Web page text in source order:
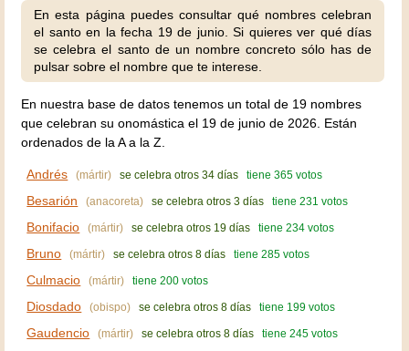
En esta página puedes consultar qué nombres celebran
el santo en la fecha 19 de junio. Si quieres ver qué días
se celebra el santo de un nombre concreto sólo has de
pulsar sobre el nombre que te interese.
En nuestra base de datos tenemos un total de 19 nombres
que celebran su onomástica el 19 de junio de 2026. Están
ordenados de la A a la Z.
Andrés (mártir) se celebra otros 34 días tiene 365 votos
Besarión (anacoreta) se celebra otros 3 días tiene 231 votos
Bonifacio (mártir) se celebra otros 19 días tiene 234 votos
Bruno (mártir) se celebra otros 8 días tiene 285 votos
Culmacio (mártir) tiene 200 votos
Diosdado (obispo) se celebra otros 8 días tiene 199 votos
Gaudencio (mártir) se celebra otros 8 días tiene 245 votos